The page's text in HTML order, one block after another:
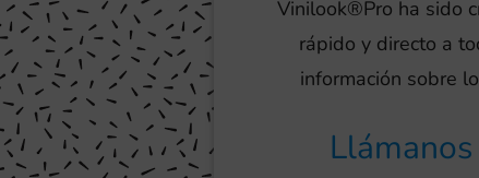
Vinilook®Pro ha sido
rápido y directo a
información sobre
Llámanos